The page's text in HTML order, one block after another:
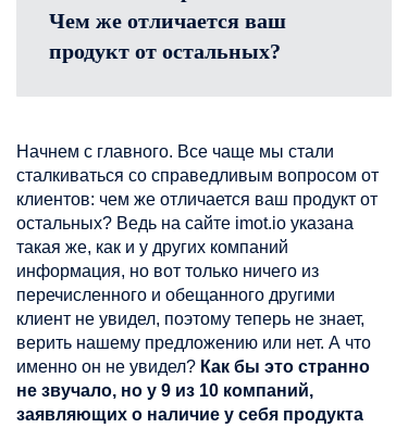
Чем же отличается ваш
продукт от остальных?
Начнем с главного. Все чаще мы стали
сталкиваться со справедливым вопросом от
клиентов: чем же отличается ваш продукт от
остальных? Ведь на сайте imot.io указана
такая же, как и у других компаний
информация, но вот только ничего из
перечисленного и обещанного другими
клиент не увидел, поэтому теперь не знает,
верить нашему предложению или нет. А что
именно он не увидел? Как бы это странно
не звучало, но у 9 из 10 компаний,
заявляющих о наличие у себя продукта